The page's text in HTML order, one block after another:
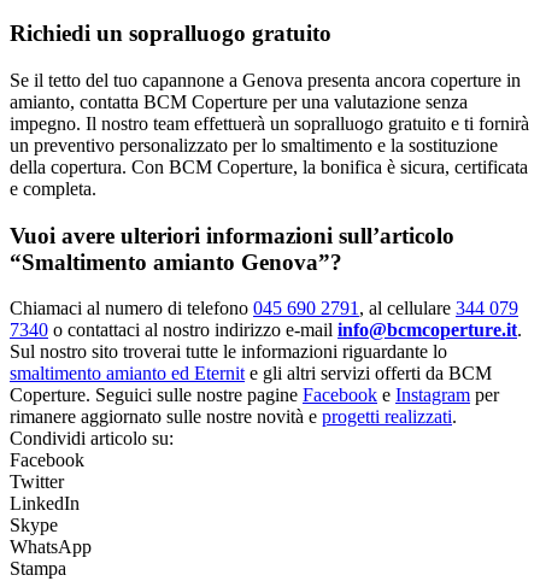
Richiedi un sopralluogo gratuito
Se il tetto del tuo capannone a Genova presenta ancora coperture in
amianto, contatta BCM Coperture per una valutazione senza
impegno. Il nostro team effettuerà un sopralluogo gratuito e ti fornirà
un preventivo personalizzato per lo smaltimento e la sostituzione
della copertura. Con BCM Coperture, la bonifica è sicura, certificata
e completa.
Vuoi avere ulteriori informazioni sull’articolo
“Smaltimento amianto Genova”?
Chiamaci al numero di telefono 045 690 2791 , al cellulare 344 079
7340 o contattaci al nostro indirizzo e-mail info@bcmcoperture.it.
Sul nostro sito troverai tutte le informazioni riguardante lo
smaltimento amianto ed Eternit e gli altri servizi offerti da BCM
Coperture. Seguici sulle nostre pagine Facebook e Instagram per
rimanere aggiornato sulle nostre novità e progetti realizzati.
Condividi articolo su:
Facebook
Twitter
LinkedIn
Skype
WhatsApp
Stampa